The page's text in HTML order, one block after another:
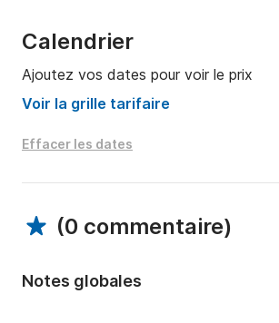
Calendrier
Ajoutez vos dates pour voir le prix
Voir la grille tarifaire
Effacer les dates
(0 commentaire)
Notes globales